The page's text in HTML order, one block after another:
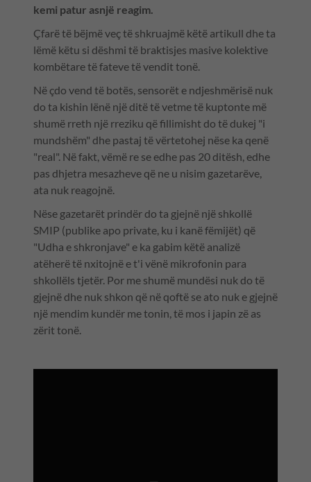
kemi patur asnjë reagim.
Çfarë të bëjmë veç të shkruajmë këtë artikull dhe ta
lëmë këtu si dëshmi të braktisjes masive kolektive
kombëtare të fateve të vendit tonë.
Në çdo vend të botës, sensorët e ndjeshmërisë nuk
do ta kishin lënë një ditë të vetme të kuptonte më
shumë rreth një rreziku që fillimisht do të dukej "i
mundshëm" dhe pastaj të vërtetohej nëse ka qenë
"real". Në fakt, vëmë re se edhe pas 20 ditësh, edhe
pas dhjetra mesazheve që ne u nisim gazetarëve,
ata nuk reagojnë.
Nëse gazetarët prindër do ta gjejnë një shkollë
SMIP (publike apo private, ku i kanë fëmijët) që
"Udha e shkronjave" e ka gabim këtë analizë
atëherë të nxitojnë e t'i vënë mikrofonin para
shkollëls tjetër. Por me shumë mundësi nuk do të
gjejnë dhe nuk shkon që në qoftë se ato nuk e gjejnë
një mendim kundër me tonin, të mos i japin zë as
zërit tonë.